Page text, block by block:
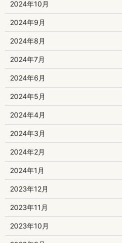
2024年10月
2024年9月
2024年8月
2024年7月
2024年6月
2024年5月
2024年4月
2024年3月
2024年2月
2024年1月
2023年12月
2023年11月
2023年10月